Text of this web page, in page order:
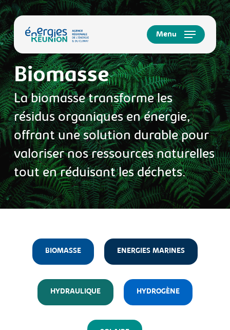
Skip
to
main
content
Menu
Biomasse
La biomasse transforme les
résidus organiques en énergie,
offrant une solution durable pour
valoriser nos ressources naturelles
tout en réduisant les déchets.
BIOMASSE ENERGIES MARINES
HYDRAULIQUE HYDROGÈNE